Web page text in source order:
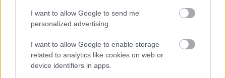
I want to allow Google to send me
personalized advertising.
I want to allow Google to enable storage
related to analytics like cookies on web or
device identifiers in apps.
5+1 tipp egy zöldebb húsvétért
nélkül
színesötletek_team •2026. március 25.